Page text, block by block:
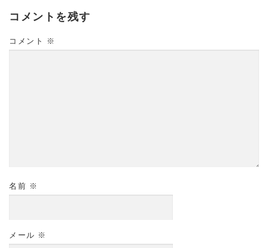
コメントを残す
コメント ※
名前 ※
メール ※